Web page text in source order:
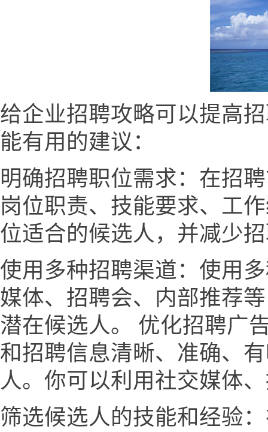
给企业招聘攻略可以提高
能有用的建议：
明确招聘职位需求：在招
岗位职责、技能要求、工
位适合的候选人，并减少
使用多种招聘渠道：使用
媒体、招聘会、内部推荐
潜在候选人。 优化招聘广
和招聘信息清晰、准确、
人。你可以利用社交媒体
筛选候选人的技能和经验